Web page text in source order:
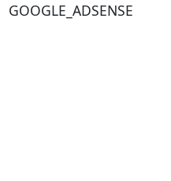
GOOGLE_ADSENSE